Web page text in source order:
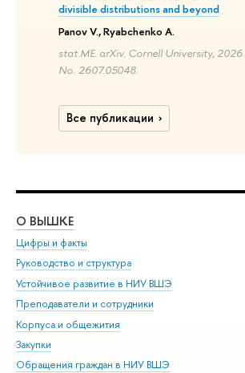
divisible distributions and beyond
Panov V., Ryabchenko A.
stat.ME. arXiv. Cornell University, 2026.
No. 2607.05048.
Все публикации
О ВЫШКЕ
Цифры и факты
Руководство и структура
Устойчивое развитие в НИУ ВШЭ
Преподаватели и сотрудники
Корпуса и общежития
Закупки
Обращения граждан в НИУ ВШЭ